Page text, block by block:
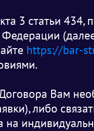
3 статьи 434,
Федерации
https://bar-
Вам
либо